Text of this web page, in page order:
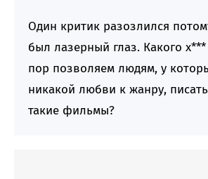
Один критик разозлился
был лазерный глаз. Какого
пор позволяем людям, у
никакой любви к жанру,
такие фильмы?